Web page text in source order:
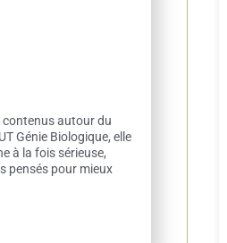
contenus autour du
Génie Biologique, elle
à la fois sérieuse,
pensés pour mieux